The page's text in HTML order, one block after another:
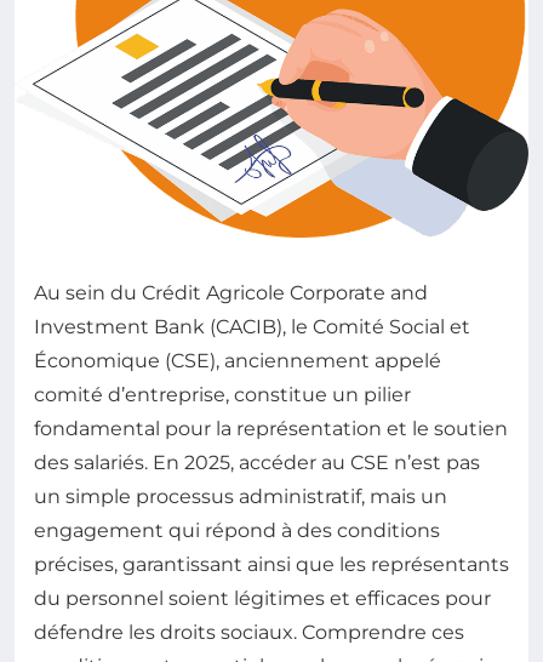
Au sein du Crédit Agricole Corporate and
Investment Bank (CACIB), le Comité Social et
Économique (CSE), anciennement appelé
comité d’entreprise, constitue un pilier
fondamental pour la représentation et le soutien
des salariés. En 2025, accéder au CSE n’est pas
un simple processus administratif, mais un
engagement qui répond à des conditions
précises, garantissant ainsi que les représentants
du personnel soient légitimes et efficaces pour
défendre les droits sociaux. Comprendre ces